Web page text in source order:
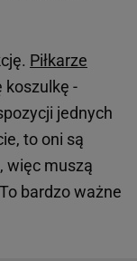
Piłkarze
koszulkę -
jednych
to oni są
więc muszą
bardzo ważne